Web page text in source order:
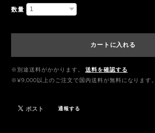
数量
カートに入れる
※別途送料がかかります。
送料を確認する
※¥9,000以上のご注文で国内送料が無料になります。
通報する